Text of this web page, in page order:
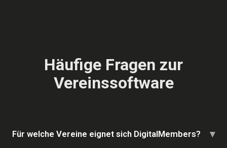
Häufige Fragen zur
Vereinssoftware
Für welche Vereine eignet sich DigitalMembers? ▾